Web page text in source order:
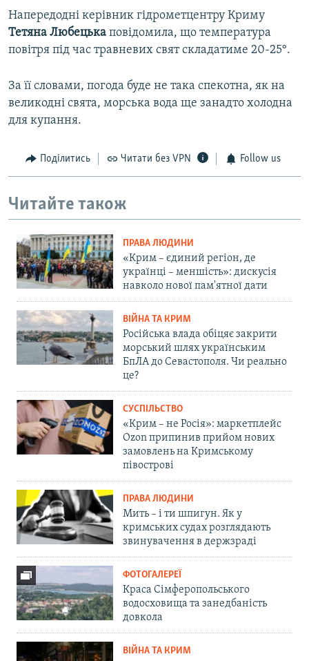
Напередодні керівник гідрометцентру Криму
Тетяна Любецька повідомила, що температура
повітря під час травневих свят складатиме 20-25°.
За її словами, погода буде не така спекотна, як на
великодні свята, морська вода ще занадто холодна
для купання.
Поділитись Читати без VPN Follow us
Читайте також
ПРАВА ЛЮДИНИ
«Крим – єдиний регіон, де
українці – меншість»: дискусія
навколо нової пам'ятної дати
ВІЙНА ТА КРИМ
Російська влада обіцяє закрити
морський шлях українським
БпЛА до Севастополя. Чи реально
це?
СУСПІЛЬСТВО
«Крим – не Росія»: маркетплейс
Ozon припинив прийом нових
замовлень на Кримському
півострові
ПРАВА ЛЮДИНИ
Мить – і ти шпигун. Як у
кримських судах розглядають
звинувачення в держзраді
ФОТОГАЛЕРЕЇ
Краса Сімферопольського
водосховища та занедбаність
довкола
ВІЙНА ТА КРИМ